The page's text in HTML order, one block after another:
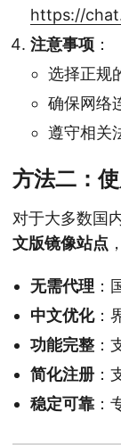
https://
注意事项 ：
选择正规
确保网络
遵守相关
方法二：
对于大多数国
文版镜像站点
无需代理 ：
中文优化：
功能完整 ：
简化注册 ：
稳定可靠 ：